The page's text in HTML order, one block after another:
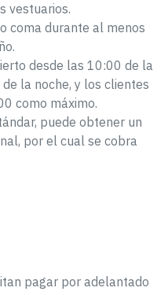
vestuarios.
coma durante al menos
desde las 10:00 de la
la noche, y los clientes
como máximo.
puede obtener un
por el cual se cobra
pagar por adelantado